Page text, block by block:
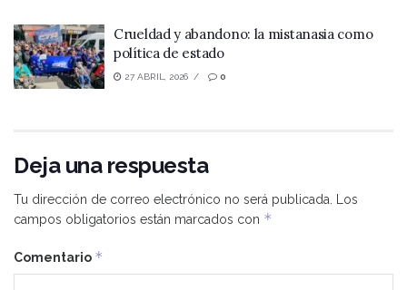
Crueldad y abandono: la mistanasia como
política de estado
27 ABRIL, 2026 0
Deja una respuesta
Tu dirección de correo electrónico no será publicada.
Los
campos obligatorios están marcados con *
Comentario *